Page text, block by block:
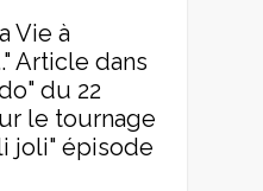
Vie à
Article dans
du 22
le tournage
joli" épisode